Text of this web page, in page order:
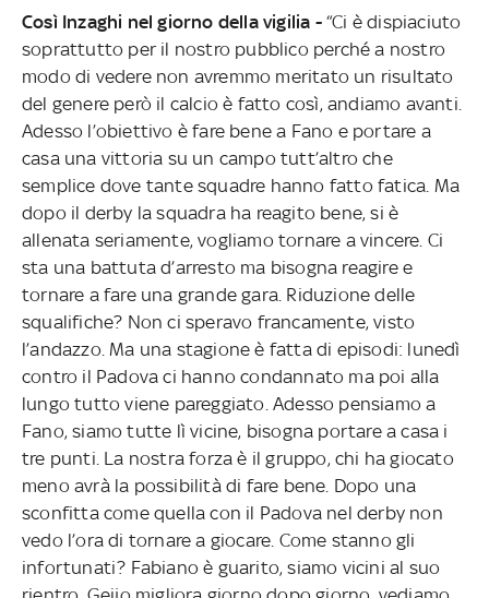
Così Inzaghi nel giorno della vigilia - “Ci è dispiaciuto
soprattutto per il nostro pubblico perché a nostro
modo di vedere non avremmo meritato un risultato
del genere però il calcio è fatto così, andiamo avanti.
Adesso l’obiettivo è fare bene a Fano e portare a
casa una vittoria su un campo tutt’altro che
semplice dove tante squadre hanno fatto fatica. Ma
dopo il derby la squadra ha reagito bene, si è
allenata seriamente, vogliamo tornare a vincere. Ci
sta una battuta d’arresto ma bisogna reagire e
tornare a fare una grande gara. Riduzione delle
squalifiche? Non ci speravo francamente, visto
l’andazzo. Ma una stagione è fatta di episodi: lunedì
contro il Padova ci hanno condannato ma poi alla
lungo tutto viene pareggiato. Adesso pensiamo a
Fano, siamo tutte lì vicine, bisogna portare a casa i
tre punti. La nostra forza è il gruppo, chi ha giocato
meno avrà la possibilità di fare bene. Dopo una
sconfitta come quella con il Padova nel derby non
vedo l’ora di tornare a giocare. Come stanno gli
infortunati? Fabiano è guarito, siamo vicini al suo